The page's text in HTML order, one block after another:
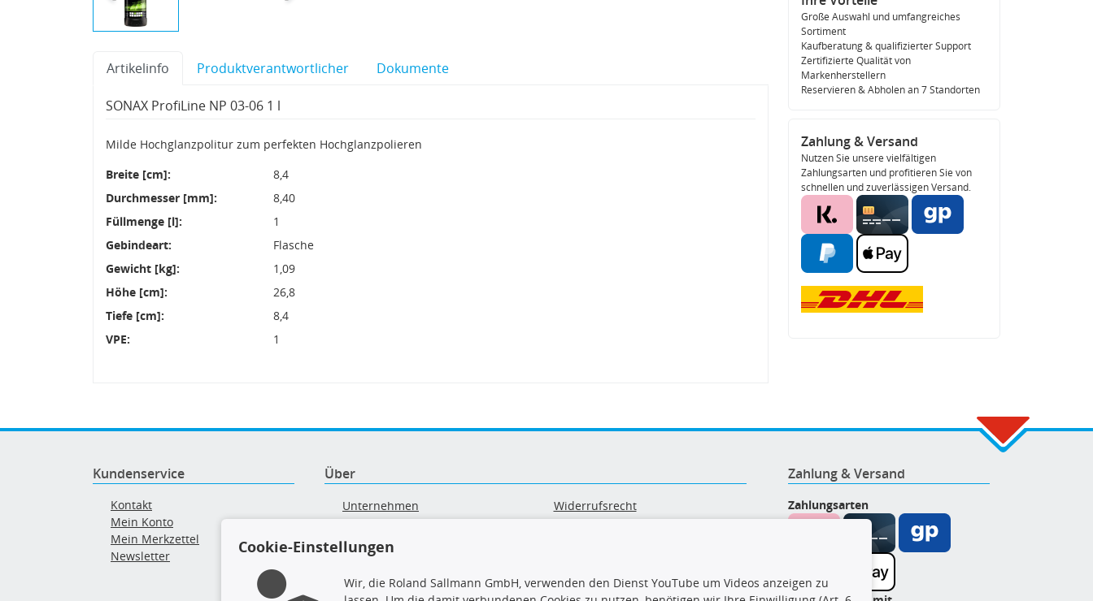
Artikelinfo Produktverantwortlicher Dokumente
SONAX ProfiLine NP 03-06 1 l
Milde Hochglanzpolitur zum perfekten Hochglanzpolieren
Breite [cm]:
8,4
Durchmesser [mm]:
8,40
Füllmenge [l]:
1
Gebindeart:
Flasche
Gewicht [kg]:
1,09
Höhe [cm]:
26,8
Tiefe [cm]:
8,4
VPE:
1
Große Auswahl und umfangreiches
Sortiment
Kaufberatung & qualifizierter Support
Zertifizierte Qualität von
Markenherstellern
Reservieren & Abholen an 7 Standorten
Zahlung & Versand
Nutzen Sie unsere vielfältigen
Zahlungsarten und profitieren Sie von
schnellen und zuverlässigen Versand.
Kundenservice
Kontakt
Mein Konto
Mein Merkzettel
Newsletter
Über
Unternehmen
Versand & Zahlung
Widerrufsrecht
Barrierefreiheitserklärung
Zahlung & Versand
Zahlungsarten
Cookie-Einstellungen
Wir, die Roland Sallmann GmbH, verwenden den Dienst YouTube um Videos anzeigen zu